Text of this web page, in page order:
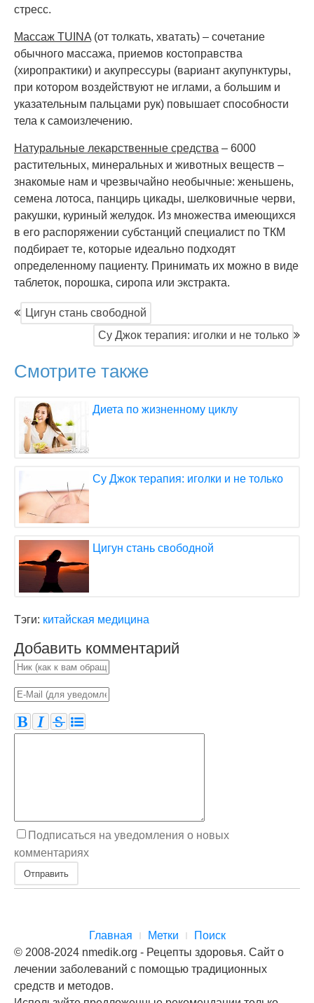
стресс.
Массаж TUINA (от толкать, хватать) – сочетание
обычного массажа, приемов костоправства
(хиропрактики) и акупрессуры (вариант акупунктуры,
при котором воздействуют не иглами, а большим и
указательным пальцами рук) повышает способности
тела к самоизлечению.
Натуральные лекарственные средства – 6000
растительных, минеральных и животных веществ –
знакомые нам и чрезвычайно необычные: женьшень,
семена лотоса, панцирь цикады, шелковичные черви,
ракушки, куриный желудок. Из множества имеющихся
в его распоряжении субстанций специалист по ТКМ
подбирает те, которые идеально подходят
определенному пациенту. Принимать их можно в виде
таблеток, порошка, сиропа или экстракта.
Цигун стань свободной
Су Джок терапия: иголки и не только
Смотрите также
Диета по жизненному циклу
Су Джок терапия: иголки и не только
Цигун стань свободной
Тэги: китайская медицина
Добавить комментарий
Подписаться на уведомления о новых
комментариях
Отправить
Главная Метки
Поиск
© 2008-2024 nmedik.org - Рецепты здоровья. Сайт о
лечении заболеваний с помощью традиционных
средств и методов.